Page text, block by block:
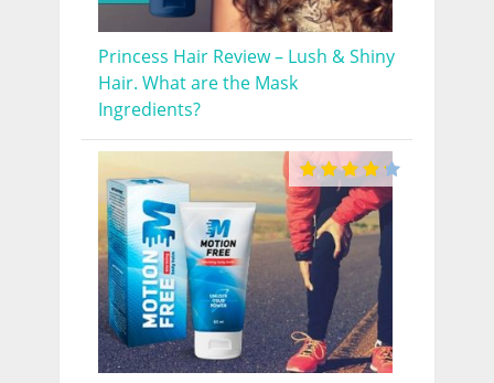
Princess Hair Review – Lush & Shiny
Hair. What are the Mask
Ingredients?